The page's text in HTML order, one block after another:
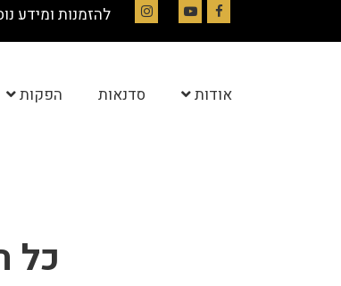
להזמנות ומידע
אודות סדנאות הפקות
כל